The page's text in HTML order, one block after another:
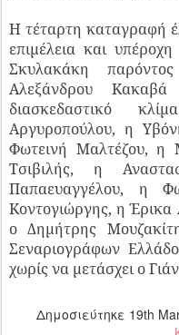
Η τέταρτη καταγραφή
επιμέλεια και
Σκυλακάκη
Αλεξάνδρου
διασκεδαστικό
Αργυροπούλου, η
Φωτεινή Μαλτέζου, η
Τσιβιλής, η
Παπαευαγγέλου, η
Κοντογιώργης, η Έρικα
ο Δημήτρης
Σεναριογράφων
χωρίς να μετάσχει ο
Δημοσιεύτηκε 19th